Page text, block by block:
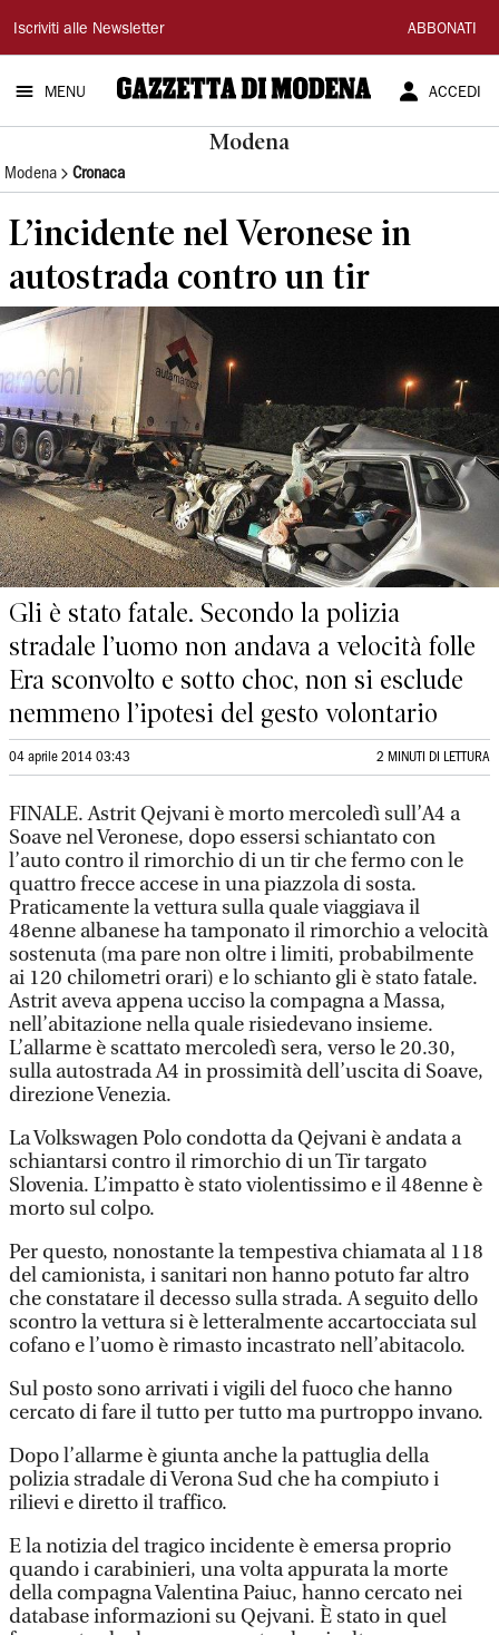
Gazzetta
di
Modena
Iscriviti alle Newsletter ABBONATI
MENU ACCEDI
Modena
Modena Cronaca
L’incidente nel Veronese in
autostrada contro un tir
Gli è stato fatale. Secondo la polizia
stradale l’uomo non andava a velocità folle
Era sconvolto e sotto choc, non si esclude
nemmeno l’ipotesi del gesto volontario
04 aprile 2014 03:43 2 MINUTI DI LETTURA
FINALE. Astrit Qejvani è morto mercoledì sull’A4 a
Soave nel Veronese, dopo essersi schiantato con
l’auto contro il rimorchio di un tir che fermo con le
quattro frecce accese in una piazzola di sosta.
Praticamente la vettura sulla quale viaggiava il
48enne albanese ha tamponato il rimorchio a velocità
sostenuta (ma pare non oltre i limiti, probabilmente
ai 120 chilometri orari) e lo schianto gli è stato fatale.
Astrit aveva appena ucciso la compagna a Massa,
nell’abitazione nella quale risiedevano insieme.
L’allarme è scattato mercoledì sera, verso le 20.30,
sulla autostrada A4 in prossimità dell’uscita di Soave,
direzione Venezia.
La Volkswagen Polo condotta da Qejvani è andata a
schiantarsi contro il rimorchio di un Tir targato
Slovenia. L’impatto è stato violentissimo e il 48enne è
morto sul colpo.
Per questo, nonostante la tempestiva chiamata al 118
del camionista, i sanitari non hanno potuto far altro
che constatare il decesso sulla strada. A seguito dello
scontro la vettura si è letteralmente accartocciata sul
cofano e l’uomo è rimasto incastrato nell’abitacolo.
Sul posto sono arrivati i vigili del fuoco che hanno
cercato di fare il tutto per tutto ma purtroppo invano.
Dopo l’allarme è giunta anche la pattuglia della
polizia stradale di Verona Sud che ha compiuto i
rilievi e diretto il traffico.
E la notizia del tragico incidente è emersa proprio
quando i carabinieri, una volta appurata la morte
della compagna Valentina Paiuc, hanno cercato nei
database informazioni su Qejvani. È stato in quel